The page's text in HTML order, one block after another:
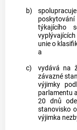
b)
týkajícího
unie o
a
c)
vydává na
závazné
výjimky
parlamentu
20 dnů
stanovisko
výjimka